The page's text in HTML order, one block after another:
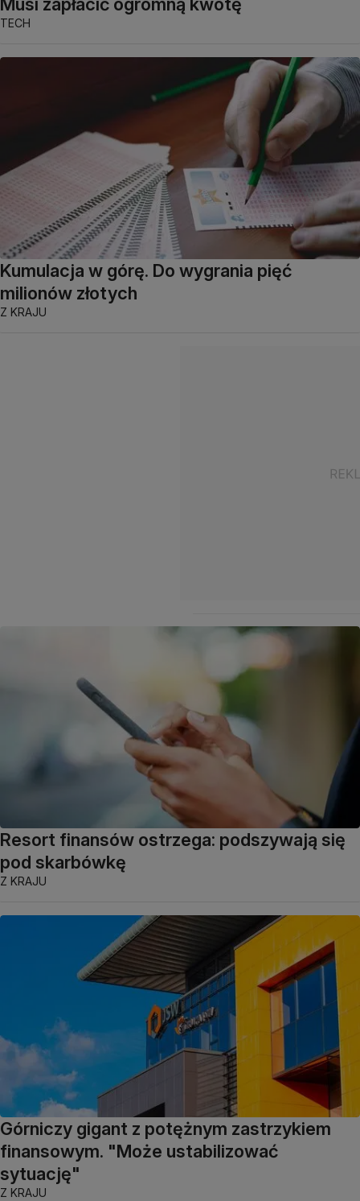
Musi zapłacić ogromną kwotę
TECH
Kumulacja w górę. Do wygrania pięć
milionów złotych
Z KRAJU
Resort finansów ostrzega: podszywają się
pod skarbówkę
Z KRAJU
Górniczy gigant z potężnym zastrzykiem
finansowym. "Może ustabilizować
sytuację"
Z KRAJU